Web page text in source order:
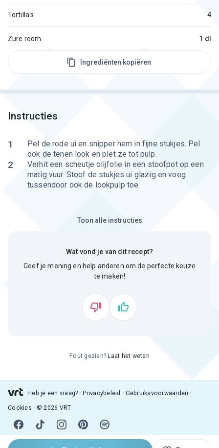
Tortilla's 4
Zure room 1 dl
Ingrediënten kopiëren
Instructies
1
Pel de rode ui en snipper hem in fijne stukjes. Pel
ook de tenen look en plet ze tot pulp.
2
Verhit een scheutje olijfolie in een stoofpot op een
matig vuur. Stoof de stukjes ui glazig en voeg
tussendoor ook de lookpulp toe.
Toon alle instructies
Wat vond je van dit recept?
Geef je mening en help anderen om de perfecte keuze
te maken!
Fout gezien? Laat het weten
Heb je een vraag? Privacybeleid Gebruiksvoorwaarden
Cookies © 2026 VRT